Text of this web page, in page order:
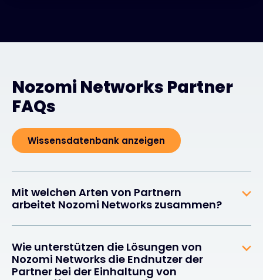
Nozomi Networks Partner
FAQs
Wissensdatenbank anzeigen
Mit welchen Arten von Partnern
arbeitet Nozomi Networks zusammen?
Wie unterstützen die Lösungen von
Nozomi Networks die Endnutzer der
Partner bei der Einhaltung von